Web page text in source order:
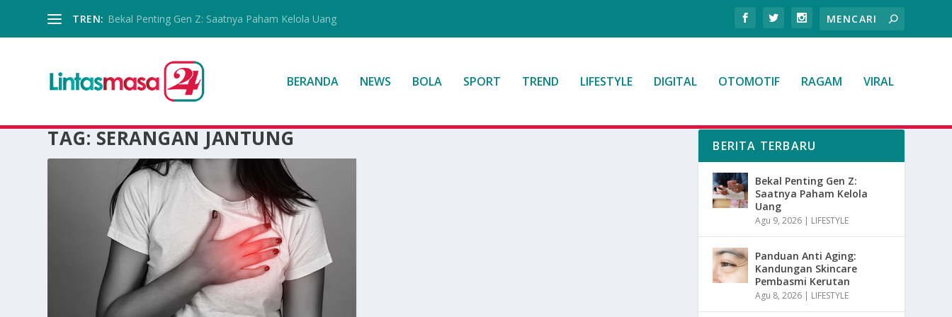
TREN: Bekal Penting Gen Z: Saatnya Paham Kelola Uang
BERANDA NEWS BOLA SPORT TREND LIFESTYLE DIGITAL OTOMOTIF RAGAM VIRAL
TAG: SERANGAN JANTUNG BERITA TERBARU
Bekal Penting Gen Z:
Saatnya Paham Kelola
Uang
Agu 9, 2026 | LIFESTYLE
Panduan Anti Aging:
Kandungan Skincare
Pembasmi Kerutan
Agu 8, 2026 | LIFESTYLE